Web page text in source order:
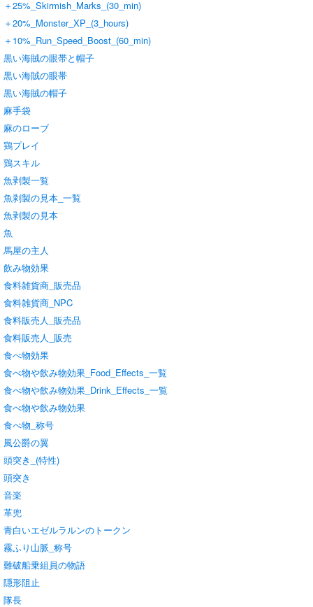
＋25%_Skirmish_Marks_(30_min)
＋20%_Monster_XP_(3_hours)
＋10%_Run_Speed_Boost_(60_min)
黒い海賊の眼帯と帽子
黒い海賊の眼帯
黒い海賊の帽子
麻手袋
麻のローブ
鶏プレイ
鶏スキル
魚剥製一覧
魚剥製の見本_一覧
魚剥製の見本
魚
馬屋の主人
飲み物効果
食料雑貨商_販売品
食料雑貨商_NPC
食料販売人_販売品
食料販売人_販売
食べ物効果
食べ物や飲み物効果_Food_Effects_一覧
食べ物や飲み物効果_Drink_Effects_一覧
食べ物や飲み物効果
食べ物_称号
風公爵の翼
頭突き_(特性)
頭突き
音楽
革兜
青白いエゼルラルンのトークン
霧ふり山脈_称号
難破船乗組員の物語
隠形阻止
隊長